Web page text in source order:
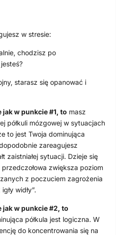
w stresie:
chodzisz po
starasz się opanować i
w punkcie #1, to masz
półkuli mózgowej w sytuacjach
to jest Twoja dominująca
zareagujesz
zaistniałej sytuacji. Dzieje się
zwiększa poziom
z poczuciem zagrożenia
widły”.
w punkcie #2, to
półkula jest logiczna. W
do koncentrowania się na